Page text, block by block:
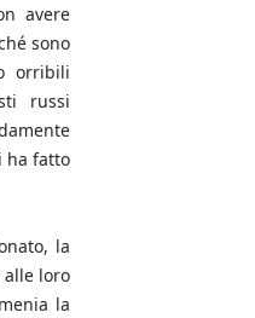
avere
sono
orribili
russi
ha fatto
la
alle loro
la